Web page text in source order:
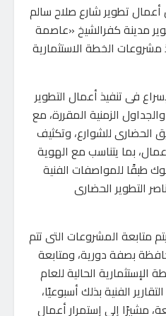
تطوير شارع صلاح سالم
مدينة كفرالشيخ «عاصمة
الخطة الاستثمارية
فى تنفيذ أعمال التطوير
الزمنية المقررة، مع
الحضارى للشوارع، وتكثيف
بما يتناسب مع الهوية
طبقًا للمواصفات الفنية
التطوير الحضارى
متابعة المشروعات التى تتم
بصفة دورية، ومتابعة
الحالية للعام
وعمل التقارير الفنية بذلك أسبوعيًا،
مشيرًا إلى إستمرار أعمال